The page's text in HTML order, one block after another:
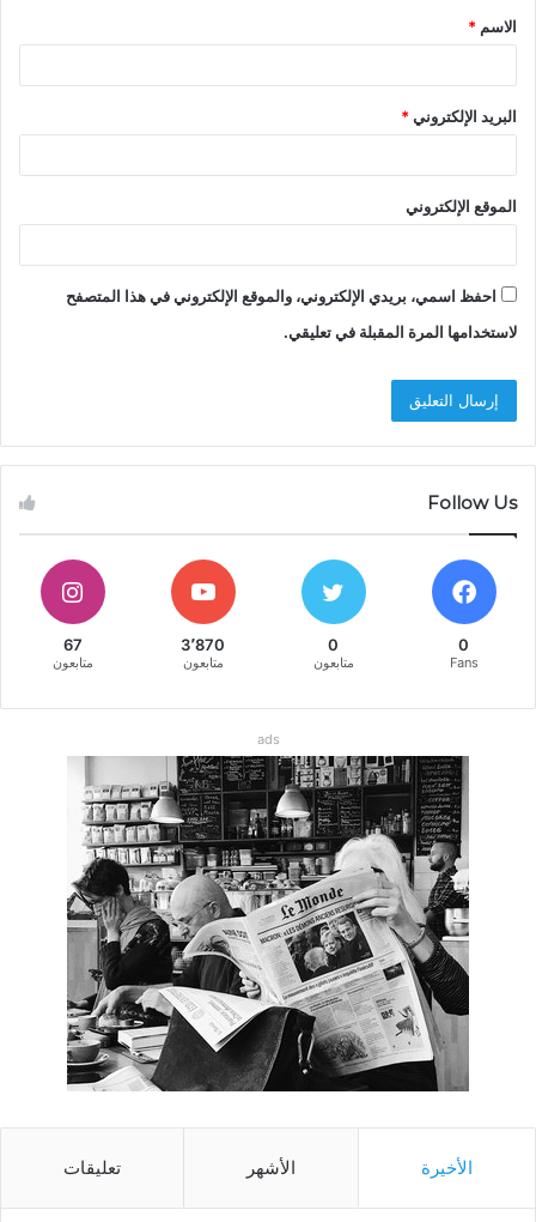
الاسم *
البريد الإلكتروني*
الموقع الإلكتروني
احفظ اسمي، بريدي الإلكتروني، والموقع الإلكتروني في هذا المتصفح
لاستخدامها المرة المقبلة في تعليقي.
Follow Us
0
Fans
0
متابعون
3٬870
متابعون
67
متابعون
ads
الأخيرة الأشهر تعليقات